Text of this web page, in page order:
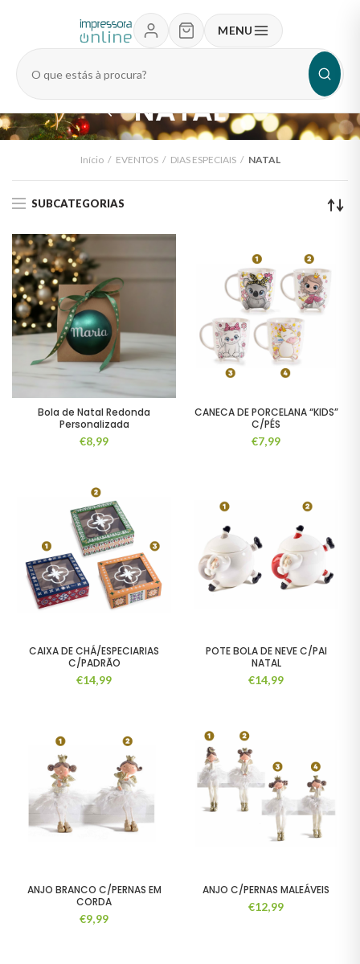
Pesquisar
produtos
MENU
NATAL
Início EVENTOS DIAS ESPECIAIS NATAL
SUBCATEGORIAS
Bola de Natal Redonda
Personalizada
€8,99
CANECA DE PORCELANA “KIDS”
C/PÉS
€7,99
CAIXA DE CHÁ/ESPECIARIAS
C/PADRÃO
€14,99
POTE BOLA DE NEVE C/PAI
NATAL
€14,99
ANJO BRANCO C/PERNAS EM
CORDA
€9,99
ANJO C/PERNAS MALEÁVEIS
€12,99